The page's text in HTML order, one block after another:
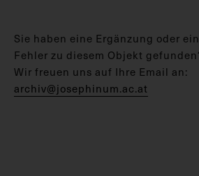
Sie haben eine Ergänzung oder
Fehler zu diesem Objekt
Wir freuen uns auf Ihre Email an:
archiv@josephinum.ac.at